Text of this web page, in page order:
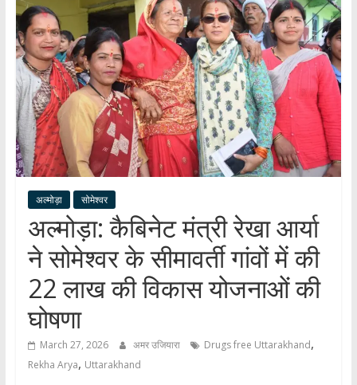
हर
खबर
।
सच्ची
खबर
।
सबकी
खबर
अल्मोड़ा सोमेश्वर
अल्मोड़ा: कैबिनेट मंत्री रेखा आर्या
ने सोमेश्वर के सीमावर्ती गांवों में की
22 लाख की विकास योजनाओं की
घोषणा
March 27, 2026 अमर उजियारा Drugs free Uttarakhand,
Rekha Arya, Uttarakhand